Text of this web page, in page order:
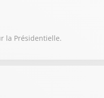
la Présidentielle.